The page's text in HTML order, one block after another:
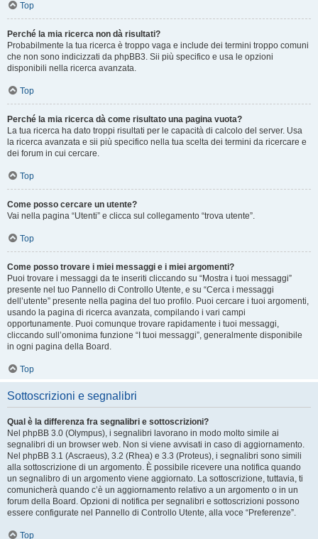
Top
Perché la mia ricerca non dà risultati?
Probabilmente la tua ricerca è troppo vaga e include dei termini troppo comuni
che non sono indicizzati da phpBB3. Sii più specifico e usa le opzioni
disponibili nella ricerca avanzata.
Top
Perché la mia ricerca dà come risultato una pagina vuota?
La tua ricerca ha dato troppi risultati per le capacità di calcolo del server. Usa
la ricerca avanzata e sii più specifico nella tua scelta dei termini da ricercare e
dei forum in cui cercare.
Top
Come posso cercare un utente?
Vai nella pagina “Utenti” e clicca sul collegamento “trova utente”.
Top
Come posso trovare i miei messaggi e i miei argomenti?
Puoi trovare i messaggi da te inseriti cliccando su “Mostra i tuoi messaggi”
presente nel tuo Pannello di Controllo Utente, e su “Cerca i messaggi
dell’utente” presente nella pagina del tuo profilo. Puoi cercare i tuoi argomenti,
usando la pagina di ricerca avanzata, compilando i vari campi
opportunamente. Puoi comunque trovare rapidamente i tuoi messaggi,
cliccando sull’omonima funzione “I tuoi messaggi”, generalmente disponibile
in ogni pagina della Board.
Top
Sottoscrizioni e segnalibri
Qual è la differenza fra segnalibri e sottoscrizioni?
Nel phpBB 3.0 (Olympus), i segnalibri lavorano in modo molto simile ai
segnalibri di un browser web. Non si viene avvisati in caso di aggiornamento.
Nel phpBB 3.1 (Ascraeus), 3.2 (Rhea) e 3.3 (Proteus), i segnalibri sono simili
alla sottoscrizione di un argomento. È possibile ricevere una notifica quando
un segnalibro di un argomento viene aggiornato. La sottoscrizione, tuttavia, ti
comunicherà quando c’è un aggiornamento relativo a un argomento o in un
forum della Board. Opzioni di notifica per segnalibri e sottoscrizioni possono
essere configurate nel Pannello di Controllo Utente, alla voce “Preferenze”.
Top